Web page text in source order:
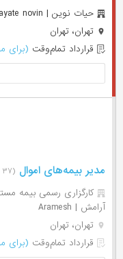
حیات نوین | Hayate novin
تهران، تهران
قرارداد تمام‌وقت (برای
مدیر بیمه‌های اموال (۳۷ روز پیش)
کارگزاری رسمی بیمه
آرامش | Aramesh
تهران، تهران
قرارداد تمام‌وقت (برای